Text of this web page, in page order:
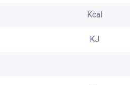
Kcal
KJ